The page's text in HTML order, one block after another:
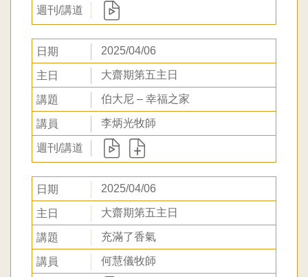
2025/04/06
大齋期第五主日
伯大尼 – 幸福之家
李炳光牧師
2025/04/06
大齋期第五主日
充滿了香氣
何慧儀牧師